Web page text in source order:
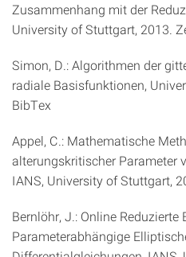
Zusammenhang mit der
University of Stuttgart, 2013.
Simon, D.: Algorithmen der
radiale Basisfunktionen,
BibTex
Appel, C.: Mathematische
alterungskritischer Parameter
IANS, University of Stuttgart,
Bernlöhr, J.: Online Reduzierte
Parameterabhängige